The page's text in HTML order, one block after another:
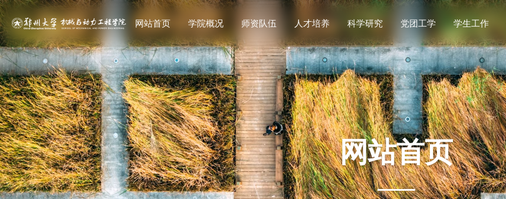
网站首页 学院概况 师资队伍
教师名录
研究生导师
人才培养
本科生教育
研究生教育
博士后流动站
教学基地
招生工作
科学研究
科研概况
科研平台
科研机构
科研动态
党团工学
党建工作
团学工作
工会工作
理论学习
第一议题
学生工作
重要通知
思政工作
实践竞赛
就业服务
网站首页